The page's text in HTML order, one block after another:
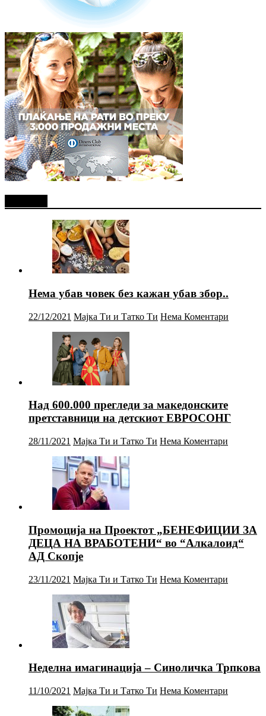
Нема убав човек без кажан убав збор..
22/12/2021 Мајка Ти и Татко Ти Нема Коментари
Над 600.000 прегледи за македонските
претставници на детскиот ЕВРОСОНГ
28/11/2021 Мајка Ти и Татко Ти Нема Коментари
Промоција на Проектот „БЕНЕФИЦИИ ЗА
ДЕЦА НА ВРАБОТЕНИ“ во “Алкалоид“
АД Скопје
23/11/2021 Мајка Ти и Татко Ти Нема Коментари
Неделна имагинација – Синоличка Трпкова
11/10/2021 Мајка Ти и Татко Ти Нема Коментари